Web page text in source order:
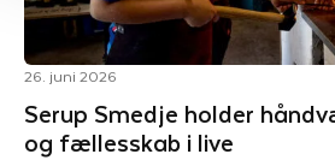
Serup Smedje holder
og fællesskab i live
26. juni 2026